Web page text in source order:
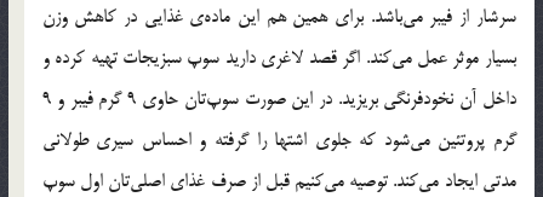
سرشار از فیبر می‌باشد. برای همین هم این ماده‌ی غذایی در کاهش وزن
بسیار موثر عمل می‌کند. اگر قصد لاغری دارید سوپ سبزیجات تهیه کرده و
داخل آن نخودفرنگی بریزید. در این صورت سوپ‌تان حاوی 9 گرم فیبر و 9
گرم پروتئین می‌شود که جلوی اشتها را گرفته و احساس سیری طولانی
مدتی ایجاد می‌کند. توصیه می‌کنیم قبل از صرف غذای اصلی‌تان اول سوپ